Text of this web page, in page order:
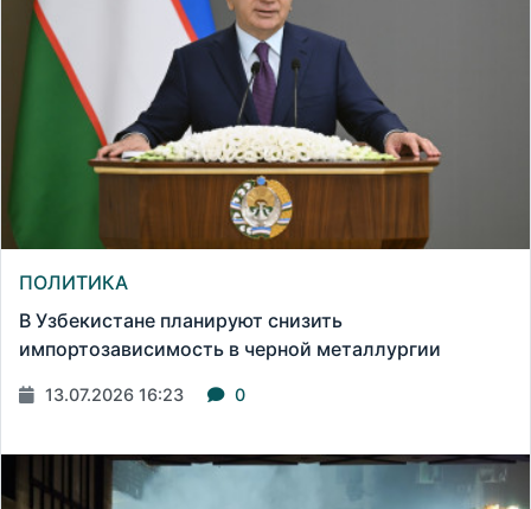
ПОЛИТИКА
В Узбекистане планируют снизить
импортозависимость в черной металлургии
13.07.2026 16:23 0